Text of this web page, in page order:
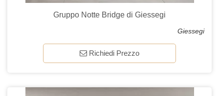
Gruppo Notte Bridge di Giessegi
Giessegi
Richiedi Prezzo